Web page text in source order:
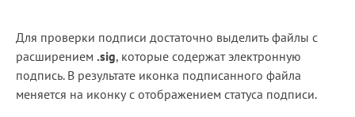
КриптоАРМ Документы
КриптоАРМ для 1С-Битрикс
Для проверки подписи достаточно выделить файлы с
расширением .sig, которые содержат электронную
подпись. В результате иконка подписанного файла
меняется на иконку с отображением статуса подписи.